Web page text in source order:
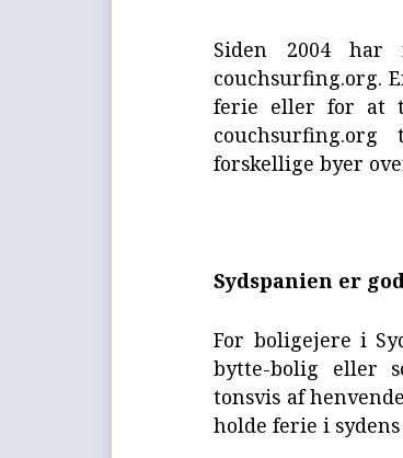
Siden 2004
couchsurfing.org.
ferie eller for at
forskellige byer
Sydspanien er
For boligejere i
bytte-bolig eller
tonsvis af
holde ferie i sydens